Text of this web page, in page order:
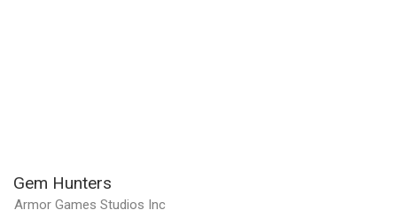
Gem Hunters
Armor Games Studios Inc